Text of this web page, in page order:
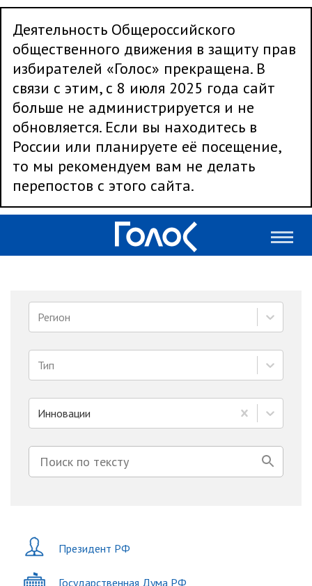
Деятельность Общероссийского
общественного движения в защиту прав
избирателей «Голос» прекращена. В
связи с этим, с 8 июля 2025 года сайт
больше не администрируется и не
обновляется. Если вы находитесь в
России или планируете её посещение,
то мы рекомендуем вам не делать
перепостов с этого сайта.
Регион
Тип
Инновации
Президент РФ
Государственная Дума РФ